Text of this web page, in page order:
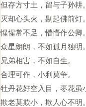
但存方寸土，留与子孙耕。
灭却心头火，剔起佛前灯。
惺惺常不足，懵懵作公卿。
众星朗朗，不如孤月独明。
兄弟相害，不如自生。
合理可作，小利莫争。
牡丹花好空入目，枣花虽
欺老莫欺小，欺人心不明。